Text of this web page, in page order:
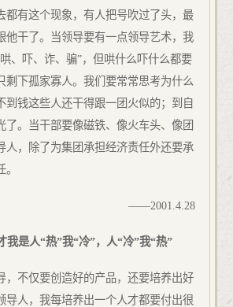
都有这个现象，有人把号吹过了头，最
他干了。当领导要有一点领导艺术，我
、吓、诈、骗”，但哄什么吓什么都要
剩下孤家寡人。我们要常常思考为什么
到钱这些人还干得跟一团火似的；到自
了。当干部要像磁铁、像火车头、像团
人，除了为集团承担经济责任外还要承
——2001.4.28
我是人“热”我“冷”，人“冷”我“热”
，不仅要创造好的产品，还要培养出好
导人，我每培养出一个人才都要付出很